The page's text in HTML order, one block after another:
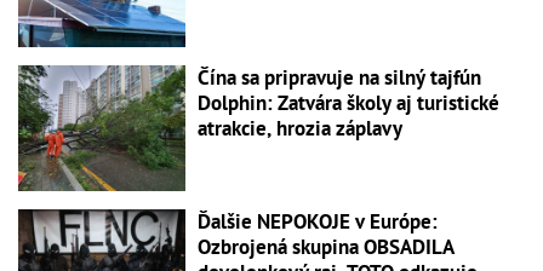
Čína sa pripravuje na silný tajfún
Dolphin: Zatvára školy aj turistické
atrakcie, hrozia záplavy
Ďalšie NEPOKOJE v Európe:
Ozbrojená skupina OBSADILA